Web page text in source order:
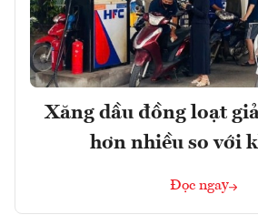
Xăng dầu đồng loạt
hơn nhiều so với
Đọc ngay